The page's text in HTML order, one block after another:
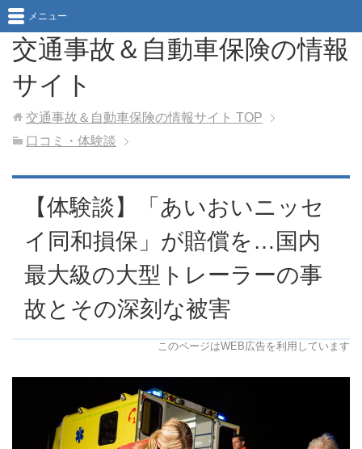
交通事故＆自動車保険の情報
サイト
メニュー
交通事故＆自動車保険の情報サイト TOP
口コミ・体験談
【体験談】「あいおいニッセ
イ同和損保」が賠償を…国内
最大級の大型トレーラーの事
故とその深刻な被害
このページはWEB広告を利用しています